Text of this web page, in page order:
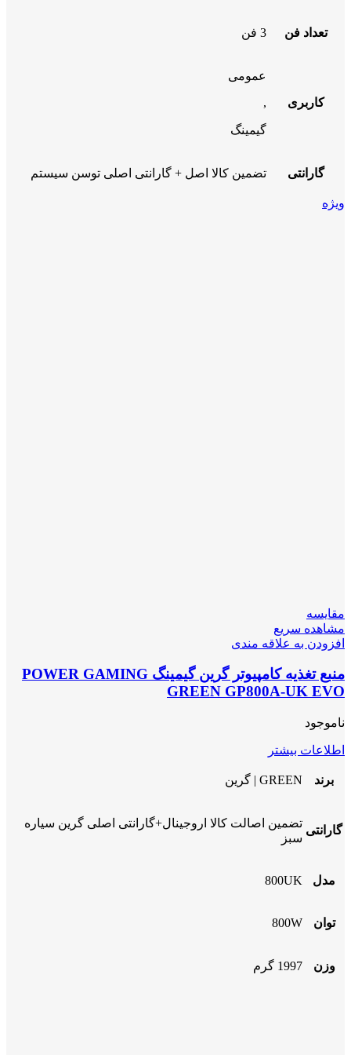
تعداد فن 3 فن
کاربری
عمومی
,
گیمینگ
گارانتی تضمین کالا اصل + گارانتی اصلی توسن سیستم
ویژه
مقایسه
مشاهده سریع
افزودن به علاقه مندی
منبع تغذیه کامپیوتر گرین گیمینگ POWER GAMING
GREEN GP800A-UK EVO
ناموجود
اطلاعات بیشتر
برند GREEN | گرین
گارانتی
تضمین اصالت کالا اروجینال+گارانتی اصلی گرین سیاره
سبز
مدل 800UK
توان 800W
وزن 1997 گرم